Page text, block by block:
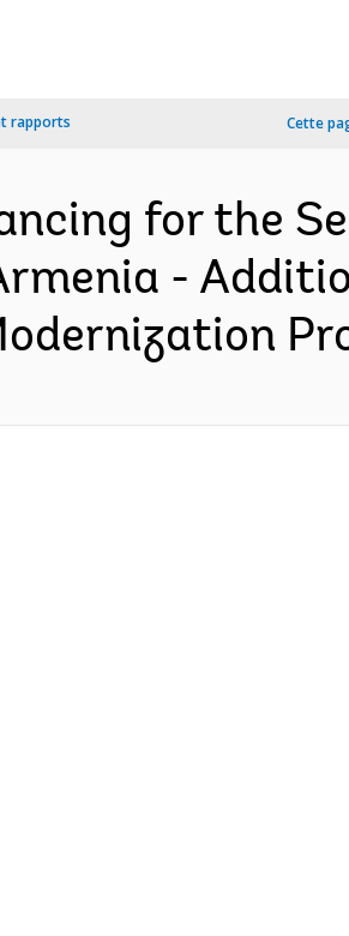
rapports Cette
for the
-